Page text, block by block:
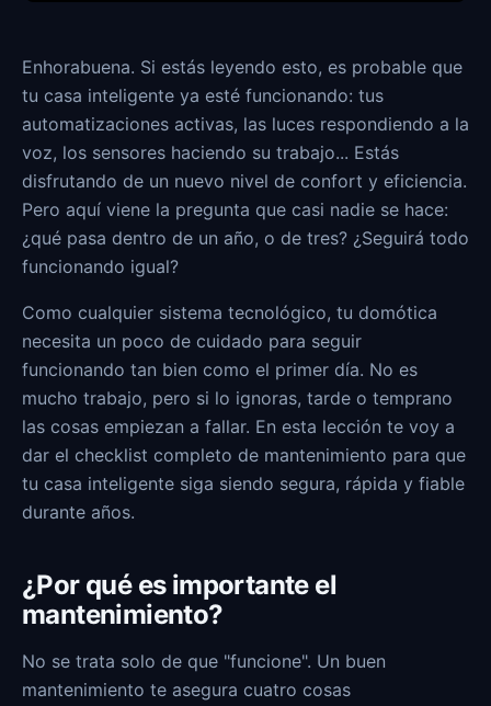
Enhorabuena. Si estás leyendo esto, es probable que
tu casa inteligente ya esté funcionando: tus
automatizaciones activas, las luces respondiendo a la
voz, los sensores haciendo su trabajo... Estás
disfrutando de un nuevo nivel de confort y eficiencia.
Pero aquí viene la pregunta que casi nadie se hace:
¿qué pasa dentro de un año, o de tres? ¿Seguirá todo
funcionando igual?
Como cualquier sistema tecnológico, tu domótica
necesita un poco de cuidado para seguir
funcionando tan bien como el primer día. No es
mucho trabajo, pero si lo ignoras, tarde o temprano
las cosas empiezan a fallar. En esta lección te voy a
dar el checklist completo de mantenimiento para que
tu casa inteligente siga siendo segura, rápida y fiable
durante años.
¿Por qué es importante el
mantenimiento?
No se trata solo de que "funcione". Un buen
mantenimiento te asegura cuatro cosas